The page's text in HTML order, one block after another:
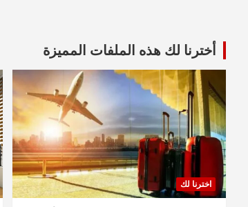
أخترنا لك هذه الملفات المميزة
اخترنا لك